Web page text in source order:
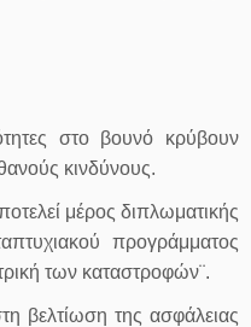
στο βουνό κρύβουν
κινδύνους.
μέρος διπλωματικής
προγράμματος
των καταστροφών¨.
βελτίωση της ασφάλειας